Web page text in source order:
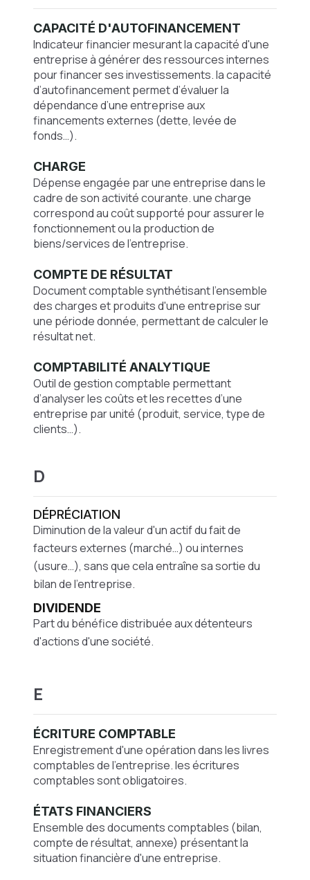
CAPACITÉ D'AUTOFINANCEMENT
Indicateur financier mesurant la capacité d'une
entreprise à générer des ressources internes
pour financer ses investissements. la capacité
d’autofinancement permet d’évaluer la
dépendance d’une entreprise aux
financements externes (dette, levée de
fonds…).
CHARGE
Dépense engagée par une entreprise dans le
cadre de son activité courante. une charge
correspond au coût supporté pour assurer le
fonctionnement ou la production de
biens/services de l’entreprise.
COMPTE DE RÉSULTAT
Document comptable synthétisant l'ensemble
des charges et produits d'une entreprise sur
une période donnée, permettant de calculer le
résultat net.
COMPTABILITÉ ANALYTIQUE
Outil de gestion comptable permettant
d’analyser les coûts et les recettes d’une
entreprise par unité (produit, service, type de
clients…).
D
DÉPRÉCIATION
Diminution de la valeur d'un actif du fait de
facteurs externes (marché…) ou internes
(usure…), sans que cela entraîne sa sortie du
bilan de l’entreprise.
DIVIDENDE
Part du bénéfice distribuée aux détenteurs
d'actions d'une société.
E
ÉCRITURE COMPTABLE
Enregistrement d'une opération dans les livres
comptables de l'entreprise. les écritures
comptables sont obligatoires.
ÉTATS FINANCIERS
Ensemble des documents comptables (bilan,
compte de résultat, annexe) présentant la
situation financière d'une entreprise.